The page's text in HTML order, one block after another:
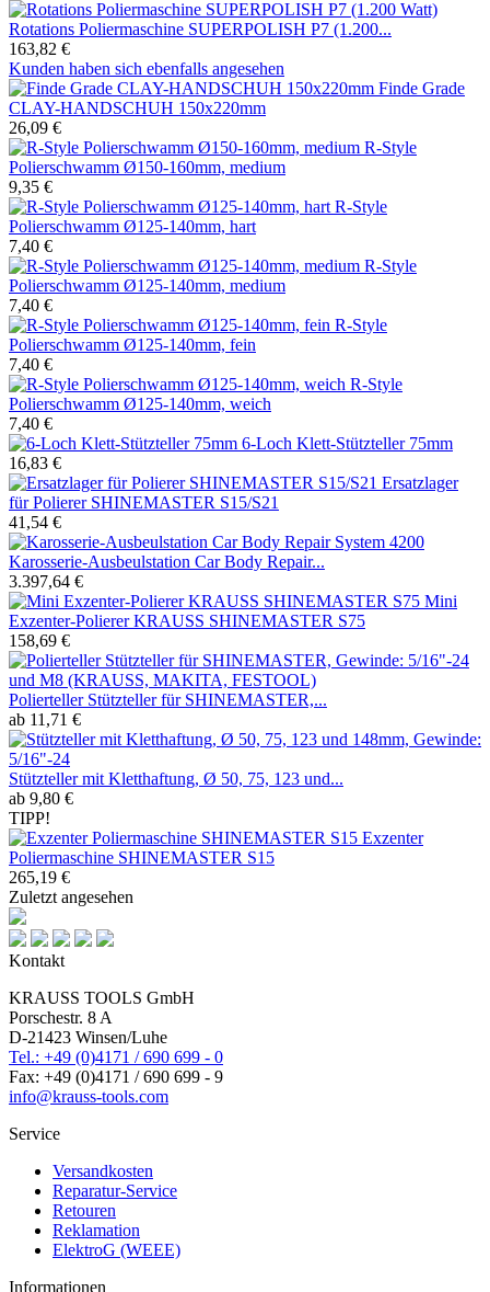
Rotations Poliermaschine SUPERPOLISH P7 (1.200...
163,82 €
Kunden haben sich ebenfalls angesehen
Finde Grade
CLAY-HANDSCHUH 150x220mm
26,09 €
R-Style
Polierschwamm Ø150-160mm, medium
9,35 €
R-Style
Polierschwamm Ø125-140mm, hart
7,40 €
R-Style
Polierschwamm Ø125-140mm, medium
7,40 €
R-Style
Polierschwamm Ø125-140mm, fein
7,40 €
R-Style
Polierschwamm Ø125-140mm, weich
7,40 €
6-Loch Klett-Stützteller 75mm
16,83 €
Ersatzlager
für Polierer SHINEMASTER S15/S21
41,54 €
Karosserie-Ausbeulstation Car Body Repair...
3.397,64 €
Mini
Exzenter-Polierer KRAUSS SHINEMASTER S75
158,69 €
Polierteller Stützteller für SHINEMASTER,...
ab 11,71 €
Stützteller mit Kletthaftung, Ø 50, 75, 123 und...
ab 9,80 €
TIPP!
Exzenter
Poliermaschine SHINEMASTER S15
265,19 €
Zuletzt angesehen
Kontakt
KRAUSS TOOLS GmbH
Porschestr. 8 A
D-21423 Winsen/Luhe
Tel.: +49 (0)4171 / 690 699 - 0
Fax: +49 (0)4171 / 690 699 - 9
info@krauss-tools.com
Service
Versandkosten
Reparatur-Service
Retouren
Reklamation
ElektroG (WEEE)
Informationen